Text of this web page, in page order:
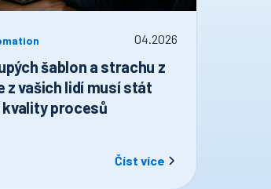
04.2026
šablon a strachu z
z vašich lidí musí stát
procesů
Číst více